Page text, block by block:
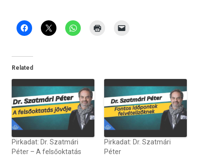
Related
Pirkadat: Dr. Szatmári
Péter – A felsőoktatás
Pirkadat: Dr. Szatmári
Péter